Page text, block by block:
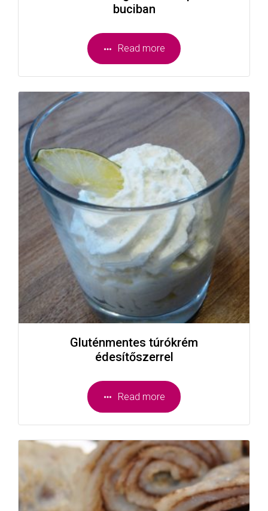
buciban
Read more
Gluténmentes túrókrém
édesítőszerrel
Read more